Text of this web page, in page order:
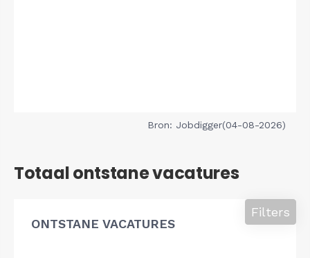
Bron: Jobdigger(04-08-2026)
Totaal ontstane vacatures
ONTSTANE VACATURES
Filters